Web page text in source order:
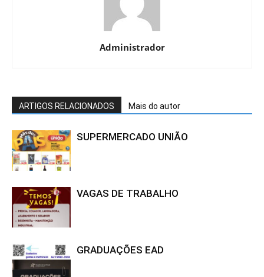
Administrador
ARTIGOS RELACIONADOS Mais do autor
SUPERMERCADO UNIÃO
VAGAS DE TRABALHO
GRADUAÇÕES EAD